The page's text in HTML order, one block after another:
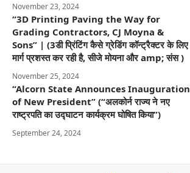
November 23, 2024
“3D Printing Paving the Way for
Grading Contractors, CJ Moyna &
Sons” | (3डी प्रिंटिंग कैसे ग्रेडिंग कॉन्ट्रैक्टर के लिए
मार्ग प्रशस्त कर रही है, सीजे मोयना और amp; संस )
November 25, 2024
“Alcorn State Announces Inauguration
of New President” (“अलकोर्न राज्य ने नए
राष्ट्रपति का उद्घाटन कार्यक्रम घोषित किया”)
September 24, 2024